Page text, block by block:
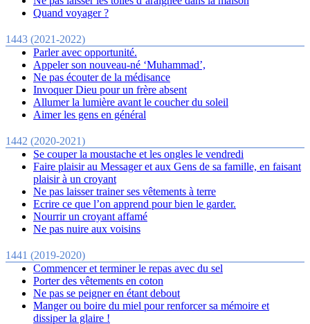
Quand voyager ?
1443 (2021-2022)
Parler avec opportunité.
Appeler son nouveau-né ‘Muhammad’,
Ne pas écouter de la médisance
Invoquer Dieu pour un frère absent
Allumer la lumière avant le coucher du soleil
Aimer les gens en général
1442 (2020-2021)
Se couper la moustache et les ongles le vendredi
Faire plaisir au Messager et aux Gens de sa famille, en faisant
plaisir à un croyant
Ne pas laisser trainer ses vêtements à terre
Ecrire ce que l’on apprend pour bien le garder.
Nourrir un croyant affamé
Ne pas nuire aux voisins
1441 (2019-2020)
Commencer et terminer le repas avec du sel
Porter des vêtements en coton
Ne pas se peigner en étant debout
Manger ou boire du miel pour renforcer sa mémoire et
dissiper la glaire !